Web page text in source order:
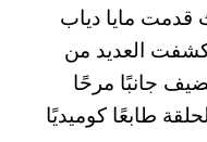
قدمت مايا دياب
وكشفت العديد من
تضيف جانبًا مرحًا
طابعًا كوميديًا